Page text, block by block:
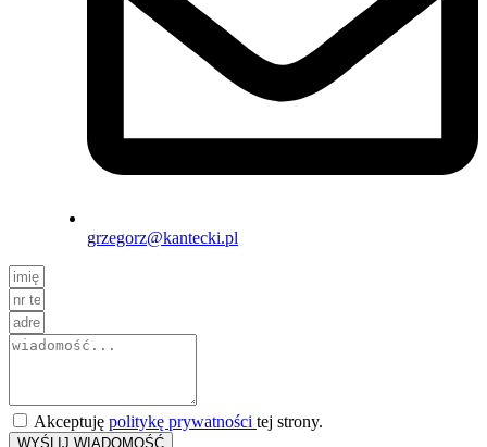
grzegorz@kantecki.pl
Akceptuję politykę prywatności tej strony.
WYŚLIJ WIADOMOŚĆ